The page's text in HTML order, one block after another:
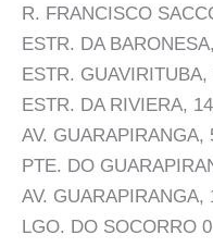
R. FRANCISCO
ESTR. DA
ESTR. GUAVIRITUBA,
ESTR. DA RIVIERA,
AV. GUARAPIRANGA,
PTE. DO
AV. GUARAPIRANGA,
LGO. DO SOCORRO